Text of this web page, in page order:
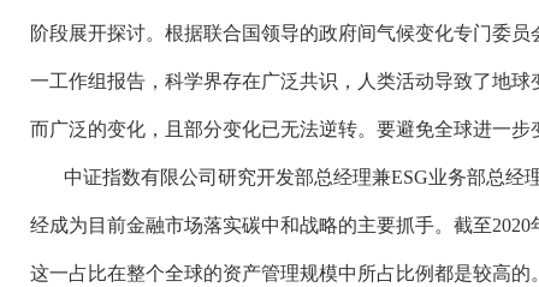
阶段展开探讨。根据联合国领导的政府间气候变化专门委
一工作组报告，科学界存在广泛共识，人类活动导致了地
而广泛的变化，且部分变化已无法逆转。要避免全球进一步
中证指数有限公司研究开发部总经理兼ESG业务部总经
经成为目前金融市场落实碳中和战略的主要抓手。截至
这一占比在整个全球的资产管理规模中所占比例都是较高